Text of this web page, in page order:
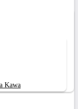
Kawa